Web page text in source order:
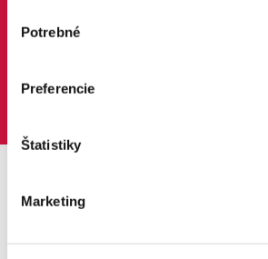
súhlasu
Potrebné
Preferencie
Štatistiky
Marketing
za funkcie, ktoré by ste u nás uvítali.